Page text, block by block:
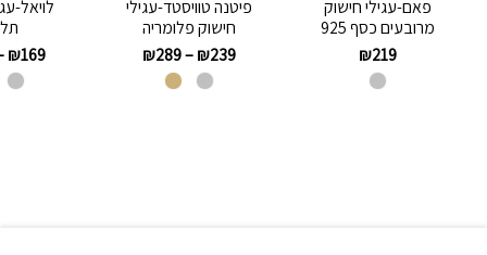
פאם-עגילי חישוק
מרובעים כסף 925
₪219
פיטנה טוויסטד-עגילי
חישוק פלומריה
₪239
–
₪289
לויאל-
₪169